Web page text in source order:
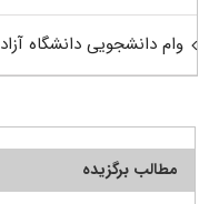
وام دانشجویی دانشگاه آزاد
مطالب برگزیده